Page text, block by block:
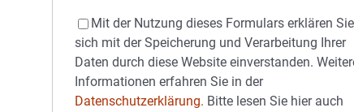
Mit der Nutzung dieses Formulars erklären Sie
sich mit der Speicherung und Verarbeitung Ihrer
Daten durch diese Website einverstanden.
Informationen erfahren Sie in der
Datenschutzerklärung. Bitte lesen Sie hier auch